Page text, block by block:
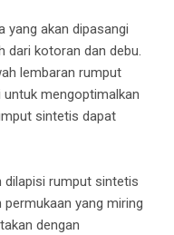
yang akan dipasangi
dari kotoran dan debu.
lembaran rumput
untuk mengoptimalkan
sintetis dapat
dilapisi rumput sintetis
yang miring
dengan